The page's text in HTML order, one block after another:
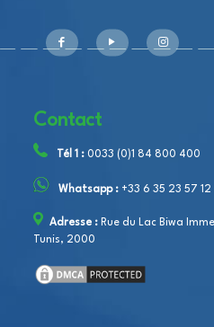
Contact
Tél 1 : 0033 (0)1 84 800 400
Whatsapp : +33 6 35 23 57 12
Adresse : Rue du Lac Biwa
Tunis, 2000